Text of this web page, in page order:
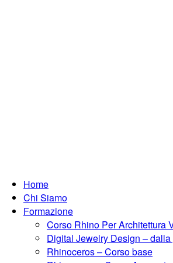
Home
Chi Siamo
Formazione
Corso Rhino Per Architettura
Digital Jewelry Design –
Rhinoceros – Corso base